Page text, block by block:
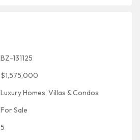
BZ-131125
$1,575,000
Luxury Homes, Villas & Condos
For Sale
5